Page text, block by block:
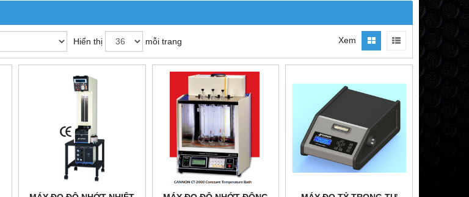
Hiển thị mỗi trang Xem